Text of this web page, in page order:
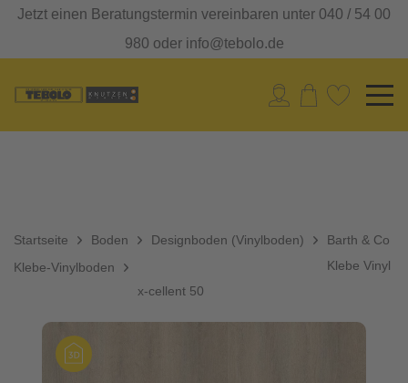
Jetzt einen Beratungstermin vereinbaren unter 040 / 54 00
980 oder info@tebolo.de
Startseite Boden
Designboden (Vinylboden)
Klebe-Vinylboden
Barth & Co
Klebe Vinyl
x-cellent 50